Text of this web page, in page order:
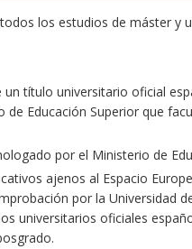
los estudios de máster y
título universitario oficial
de Educación Superior que
por el Ministerio de
ajenos al Espacio
por la Universidad
universitarios oficiales